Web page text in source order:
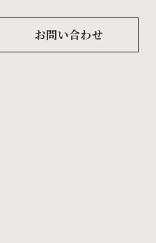
お問い合わせ